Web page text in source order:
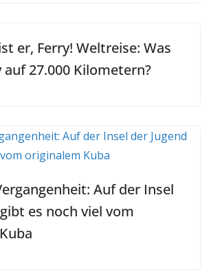
er, Ferry! Weltreise: Was
27.000 Kilometern?
Auf der Insel
es noch viel vom